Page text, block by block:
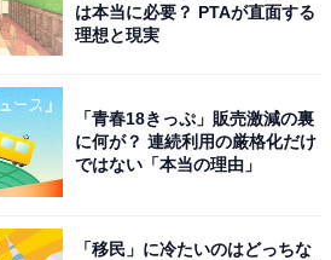
Amazonで見る
は本当に必要？ PTAが直面する
理想と現実
「青春18きっぷ」販売激減の裏
に何が？ 連続利用の厳格化だけ
ではない「本当の理由」
「移民」に冷たいのはどっちな